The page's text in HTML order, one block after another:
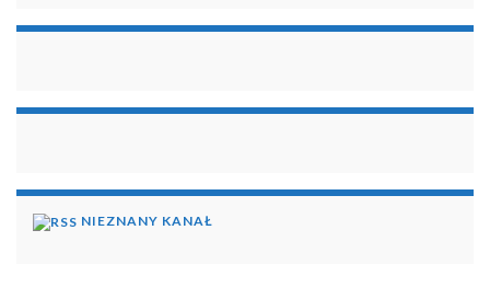
NIEZNANY KANAŁ